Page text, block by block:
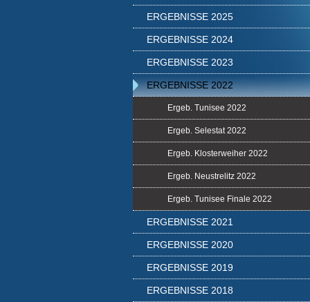
ERGEBNISSE 2025
ERGEBNISSE 2024
ERGEBNISSE 2023
ERGEBNISSE 2022
Ergeb. Tunisee 2022
Ergeb. Selestat 2022
Ergeb. Klosterweiher 2022
Ergeb. Neustrelitz 2022
Ergeb. Tunisee Finale 2022
ERGEBNISSE 2021
ERGEBNISSE 2020
ERGEBNISSE 2019
ERGEBNISSE 2018